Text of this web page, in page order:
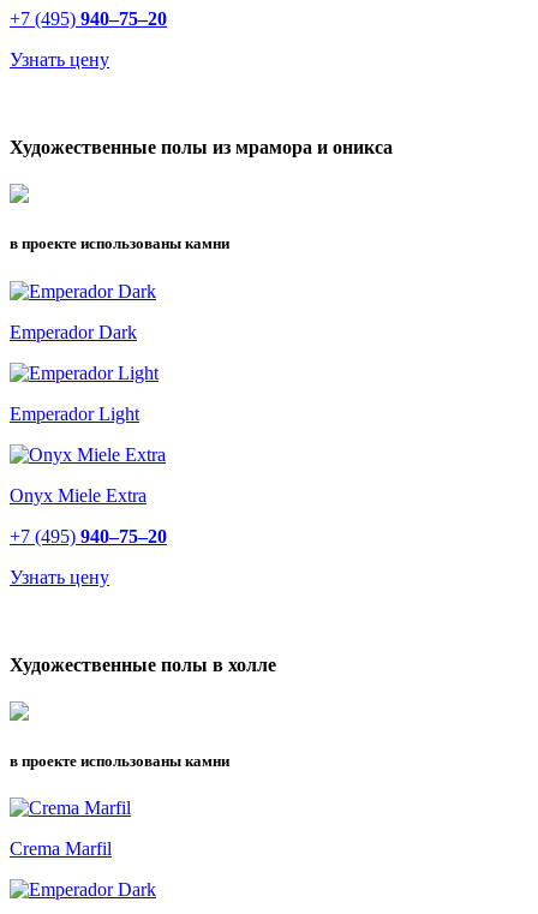
+7 (495) 940–75–20
Узнать цену
Художественные полы из мрамора и оникса
в проекте использованы камни
Emperador Dark
Emperador Light
Onyx Miele Extra
+7 (495) 940–75–20
Узнать цену
Художественные полы в холле
в проекте использованы камни
Crema Marfil